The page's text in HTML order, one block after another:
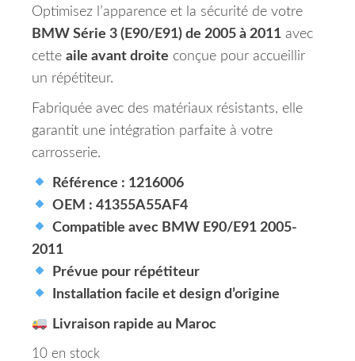
Optimisez l’apparence et la sécurité de votre
BMW Série 3 (E90/E91) de 2005 à 2011 avec
cette aile avant droite conçue pour accueillir
un répétiteur.
Fabriquée avec des matériaux résistants, elle
garantit une intégration parfaite à votre
carrosserie.
Référence : 1216006
OEM : 41355A55AF4
Compatible avec BMW E90/E91 2005-
2011
Prévue pour répétiteur
Installation facile et design d’origine
Livraison rapide au Maroc
10 en stock